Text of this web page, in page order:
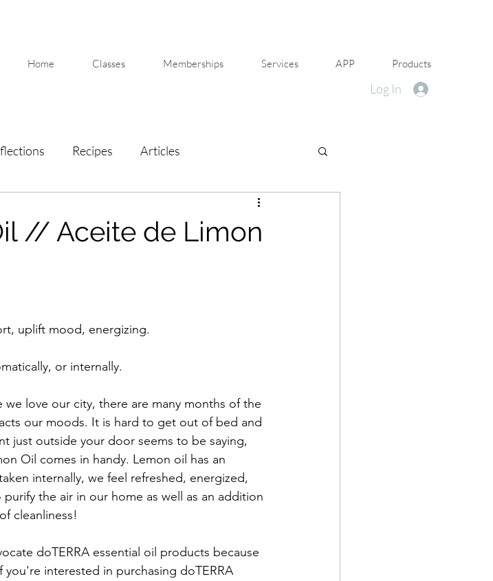
Home Classes Memberships Services APP Products
Log In
Recipes Articles
// Aceite de Limon
uplift mood, energizing.
or internally.
love our city, there are many months of the
our moods. It is hard to get out of bed and
just outside your door seems to be saying,
Oil comes in handy. Lemon oil has an
internally, we feel refreshed, energized,
the air in our home as well as an addition
cleanliness!
doTERRA essential oil products because
interested in purchasing doTERRA